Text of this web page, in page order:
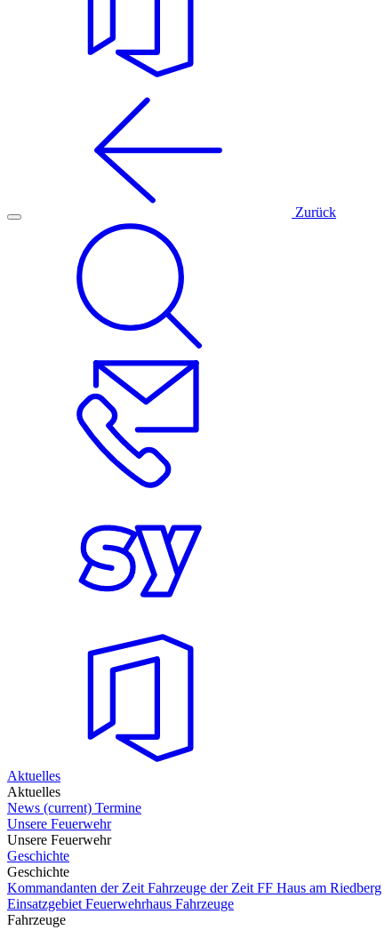
Zurück
Aktuelles
Aktuelles
News (current) Termine
Unsere Feuerwehr
Unsere Feuerwehr
Geschichte
Geschichte
Kommandanten der Zeit Fahrzeuge der Zeit FF Haus am Riedberg
Einsatzgebiet Feuerwehrhaus Fahrzeuge
Fahrzeuge